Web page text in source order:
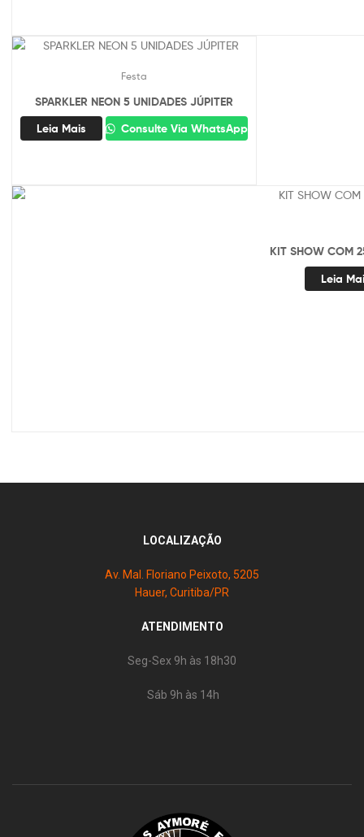
Festa
SPARKLER NEON 5 UNIDADES JÚPITER
Leia Mais
Consulte Via WhatsApp
KIT SHOW COM
Leia
LOCALIZAÇÃO
Av. Mal. Floriano Peixoto, 5205
Hauer, Curitiba/PR
ATENDIMENTO
Seg-Sex 9h às 18h30
Sáb 9h às 14h